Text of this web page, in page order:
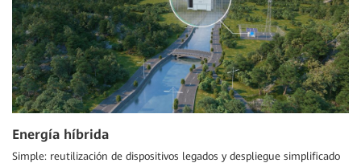
Energía híbrida
Simple: reutilización de dispositivos legados y despliegue simplificado